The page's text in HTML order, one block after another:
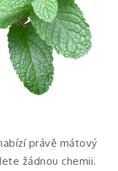
právě mátový
žádnou chemii.